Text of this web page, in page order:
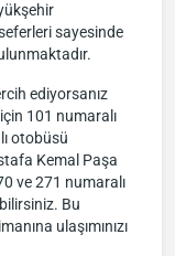
sayesinde
ediyorsanız
101 numaralı
otobüsü
Kemal Paşa
ve 271 numaralı
Bu
ulaşımınızı